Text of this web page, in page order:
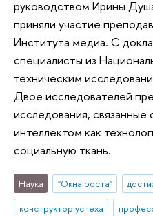
руководством Ирины
приняли участие
Института медиа. С
специалисты из
техническим
Двое исследователей
исследования, связанные
интеллектом как
социальную ткань.
Наука "Окна роста"
конструктор успеха